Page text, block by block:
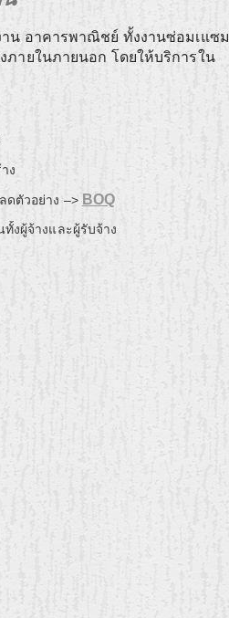
าน อาคารพาณิชย์ ทั้งงานซ่อมเแซม
ภายในภายนอก โดยให้บริการใน
ง
ดตัวอย่าง –> BOQ
งผู้จ้างและผู้รับจ้าง